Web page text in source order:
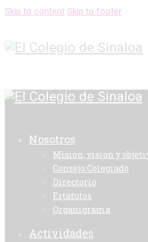
Skip to content Skip to footer
Nosotros
Mision, vision y
Consejo Colegiado
Directorio
Estatutos
Organigrama
Actividades